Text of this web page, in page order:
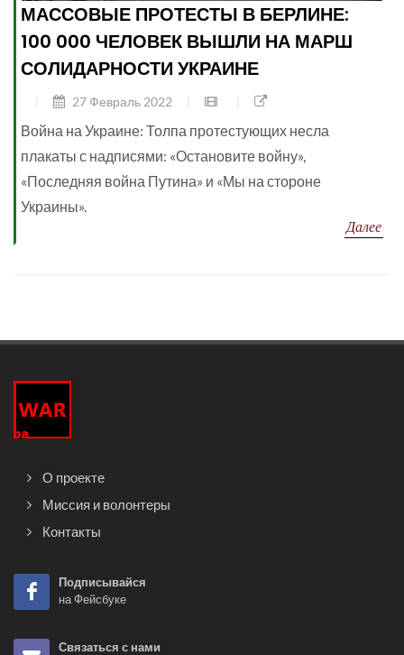
МАССОВЫЕ ПРОТЕСТЫ В БЕРЛИНЕ:
100 000 ЧЕЛОВЕК ВЫШЛИ НА МАРШ
СОЛИДАРНОСТИ УКРАИНЕ
27 Февраль 2022
Война на Украине: Толпа протестующих несла
плакаты с надписями: «Остановите войну»,
«Последняя война Путина» и «Мы на стороне
Украины».
Далее
О проекте
Миссия и волонтеры
Контакты
Подписывайся
на Фейсбуке
Связаться с нами